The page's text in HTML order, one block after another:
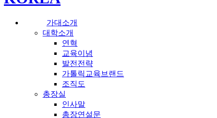
가대소개
대학소개
연혁
교육이념
발전전략
가톨릭교육브랜드
조직도
총장실
인사말
총장연설문